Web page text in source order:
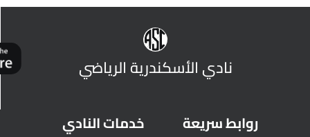
نادي الأسكندرية الرياضي
روابط سريعة خدمات النادي